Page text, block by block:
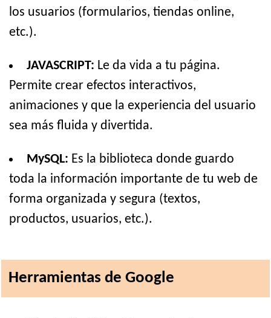
los usuarios (formularios, tiendas online,
etc.).
JAVASCRIPT: Le da vida a tu página.
Permite crear efectos interactivos,
animaciones y que la experiencia del usuario
sea más fluida y divertida.
MySQL: Es la biblioteca donde guardo
toda la información importante de tu web de
forma organizada y segura (textos,
productos, usuarios, etc.).
Herramientas de Google